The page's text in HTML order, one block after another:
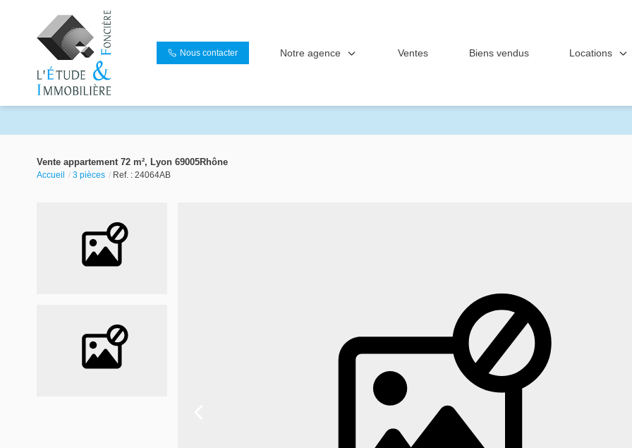
Nous contacter Notre agence Ventes Biens vendus Locations
Vente appartement 72 m², Lyon 69005Rhône
Accueil 3 pièces Ref. : 24064AB